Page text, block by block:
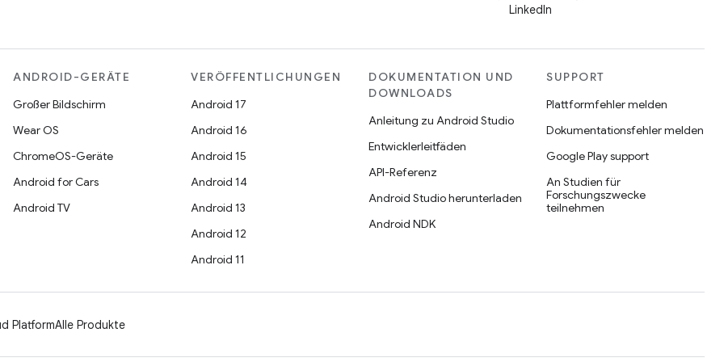
LinkedIn
ANDROID-GERÄTE
Großer Bildschirm
Wear OS
ChromeOS-Geräte
Android for Cars
Android TV
VERÖFFENTLICHUNGEN
Android 17
Android 16
Android 15
Android 14
Android 13
Android 12
Android 11
DOKUMENTATION UND
DOWNLOADS
Anleitung zu Android Studio
Entwicklerleitfäden
API-Referenz
Android Studio herunterladen
Android NDK
SUPPORT
Plattformfehler melden
Dokumentationsfehler melden
Google Play support
An Studien für
Forschungszwecke
teilnehmen
PlatformAlle Produkte